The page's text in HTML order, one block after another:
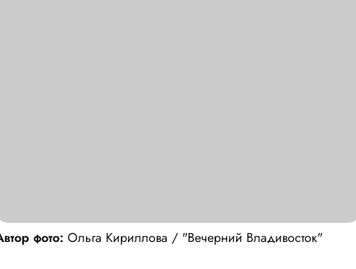
фото: Ольга Кириллова / "Вечерний Владивосток"